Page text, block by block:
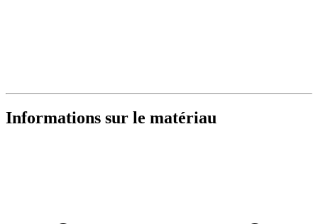
Informations sur le matériau